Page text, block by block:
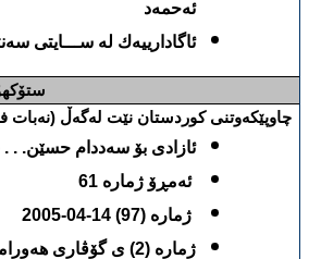
ئه‌حمه‌د
ئاگادارییه‌ك له‌ ســـایتی
چاوپێكه‌وتنی كوردستان نێت له‌گه‌ڵ (نه‌بات
ئازادی بۆ سه‌ددام حسێن.
ئه‌مڕۆ ژماره‌ 61
ژماره‌ (97) 14-04-2005
ژماره‌ (2) ی گۆڤاری هه‌ورامان